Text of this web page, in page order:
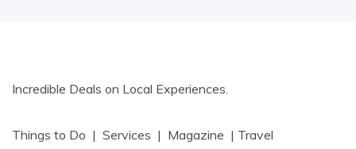
Incredible Deals on Local Experiences.
Things to Do | Services | Magazine | Travel